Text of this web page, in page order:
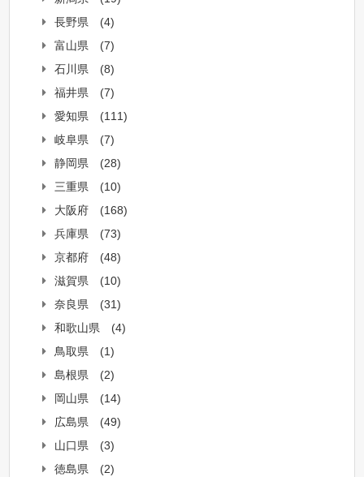
長野県
(4)
富山県
(7)
石川県
(8)
福井県
(7)
愛知県
(111)
岐阜県
(7)
静岡県
(28)
三重県
(10)
大阪府
(168)
兵庫県
(73)
京都府
(48)
滋賀県
(10)
奈良県
(31)
和歌山県
(4)
鳥取県
(1)
島根県
(2)
岡山県
(14)
広島県
(49)
山口県
(3)
徳島県
(2)